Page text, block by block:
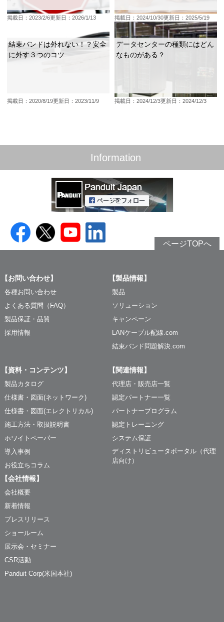
掲載日：2023/2/6更新日：2026/1/13 掲載日：2024/10/30更新日：2025/5/19
結束バンドは外れない！？安全
に外す３つのコツ
掲載日：2020/8/19更新日：2023/11/9
データセンターの種類にはどん
なものがある？
掲載日：2024/12/3更新日：2024/12/3
Information
ページTOPへ
【お問い合わせ】
各種お問い合わせ
よくある質問（FAQ）
製品保証・品質
採用情報
【製品情報】
製品
ソリューション
キャンペーン
LANケーブル配線.com
結束バンド問題解決.com
【資料・コンテンツ】
製品カタログ
仕様書・図面(ネットワーク)
仕様書・図面(エレクトリカル)
施工方法・取扱説明書
ホワイトペーパー
導入事例
お役立ちコラム
【関連情報】
代理店・販売店一覧
認定パートナー一覧
パートナープログラム
認定トレーニング
システム保証
ディストリビュータポータル（代理
店向け）
【会社情報】
会社概要
新着情報
プレスリリース
ショールーム
展示会・セミナー
CSR活動
Panduit Corp(米国本社)